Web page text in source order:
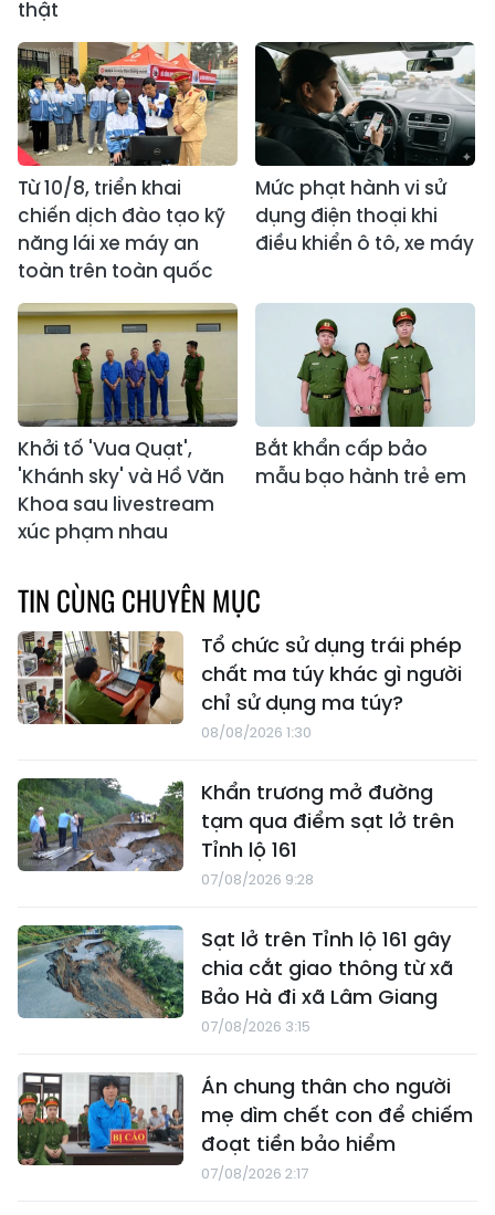
thật
Từ 10/8, triển khai
chiến dịch đào tạo kỹ
năng lái xe máy an
toàn trên toàn quốc
Mức phạt hành vi sử
dụng điện thoại khi
điều khiển ô tô, xe máy
Khởi tố 'Vua Quạt',
'Khánh sky' và Hồ Văn
Khoa sau livestream
xúc phạm nhau
Bắt khẩn cấp bảo
mẫu bạo hành trẻ em
TIN CÙNG CHUYÊN MỤC
Tổ chức sử dụng trái phép
chất ma túy khác gì người
chỉ sử dụng ma túy?
08/08/2026 1:30
Khẩn trương mở đường
tạm qua điểm sạt lở trên
Tỉnh lộ 161
07/08/2026 9:28
Sạt lở trên Tỉnh lộ 161 gây
chia cắt giao thông từ xã
Bảo Hà đi xã Lâm Giang
07/08/2026 3:15
Án chung thân cho người
mẹ dìm chết con để chiếm
đoạt tiền bảo hiểm
07/08/2026 2:17